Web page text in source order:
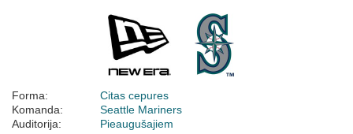
Forma:
Citas cepures
Komanda:
Seattle Mariners
Auditorija:
Pieaugušajiem